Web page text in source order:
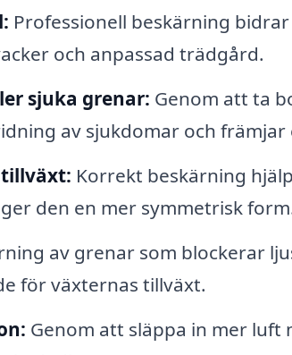
Professionell beskärning
och anpassad trädgård.
sjuka grenar: Genom att ta
av sjukdomar och främjar
tillväxt: Korrekt beskärning
den en mer symmetrisk
av grenar som blockerar
för växternas tillväxt.
Genom att släppa in mer luft